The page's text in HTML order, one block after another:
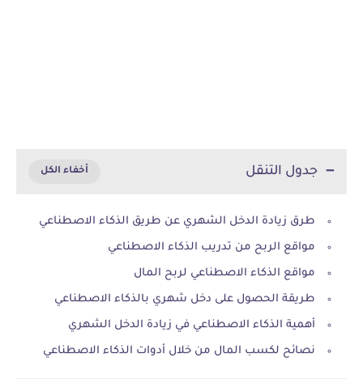
جدول التنقل
طرق زيادة الدخل الشهري عن طريق الذكاء الاصطناعي
مواقع الربح من تدريب الذكاء الاصطناعي
مواقع الذكاء الاصطناعي لربح المال
طريقة الحصول على دخل شهري بالذكاء الاصطناعي
أهمية الذكاء الاصطناعي في زيادة الدخل الشهري
نصائح لكسب المال من خلال أدوات الذكاء الاصطناعي